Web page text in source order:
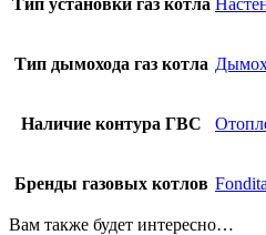
Тип дымохода газ котла
Наличие контура ГВС
Бренды газовых котлов
Вам также будет интересно…